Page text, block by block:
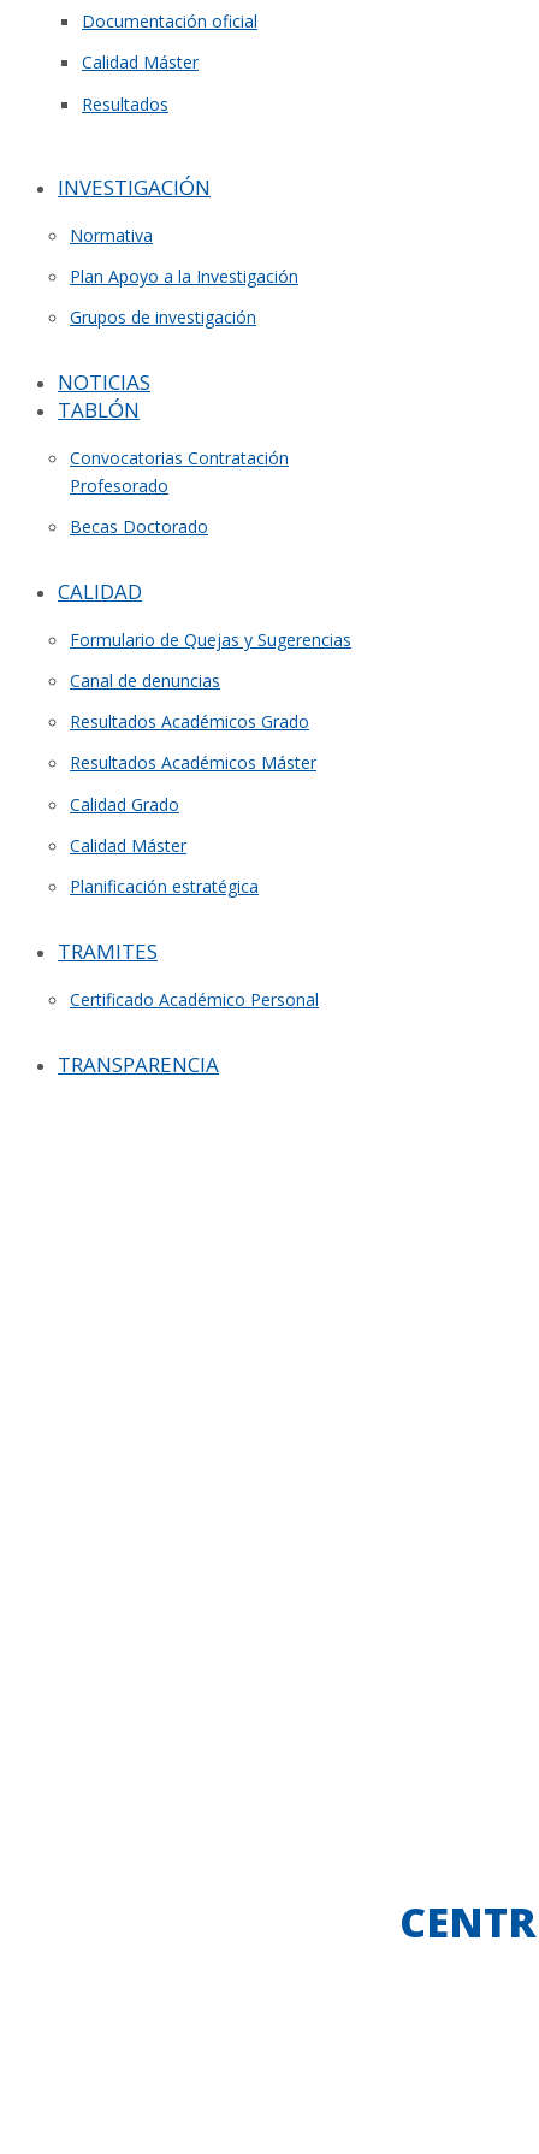
Documentación oficial
Calidad Máster
Resultados
INVESTIGACIÓN
Normativa
Plan Apoyo a la Investigación
Grupos de investigación
NOTICIAS
TABLÓN
Convocatorias Contratación
Profesorado
Becas Doctorado
CALIDAD
Formulario de Quejas y Sugerencias
Canal de denuncias
Resultados Académicos Grado
Resultados Académicos Máster
Calidad Grado
Calidad Máster
Planificación estratégica
TRAMITES
Certificado Académico Personal
TRANSPARENCIA